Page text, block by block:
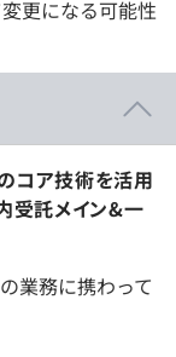
更になる可能性
コア技術を活用
受託メイン&一
業務に携わって